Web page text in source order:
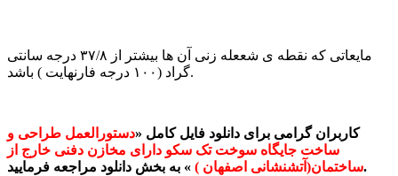
مایعاتی که نقطه ی شععله زنی آن ها بیشتر از ۳۷/۸ درجه سانتی
گراد (۱۰۰ درجه فارنهایت ) باشد.
کاربران گرامی برای دانلود فایل کامل «دستورالعمل طراحی و
ساخت جایگاه سوخت تک سکو دارای مخازن دفنی خارج از
ساختمان(آتشنشانی اصفهان )» به بخش دانلود مراجعه فرمایید.